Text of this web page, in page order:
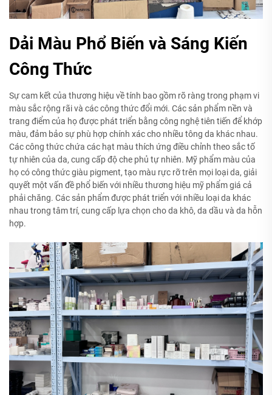
Dải Màu Phổ Biến và Sáng Kiến
Công Thức
Sự cam kết của thương hiệu về tính bao gồm rõ ràng trong phạm vi
màu sắc rộng rãi và các công thức đổi mới. Các sản phẩm nền và
trang điểm của họ được phát triển bằng công nghệ tiên tiến để khớp
màu, đảm bảo sự phù hợp chính xác cho nhiều tông da khác nhau.
Các công thức chứa các hạt màu thích ứng điều chỉnh theo sắc tố
tự nhiên của da, cung cấp độ che phủ tự nhiên. Mỹ phẩm màu của
họ có công thức giàu pigment, tạo màu rực rỡ trên mọi loại da, giải
quyết một vấn đề phổ biến với nhiều thương hiệu mỹ phẩm giá cả
phải chăng. Các sản phẩm được phát triển với nhiều loại da khác
nhau trong tâm trí, cung cấp lựa chọn cho da khô, da dầu và da hỗn
hợp.